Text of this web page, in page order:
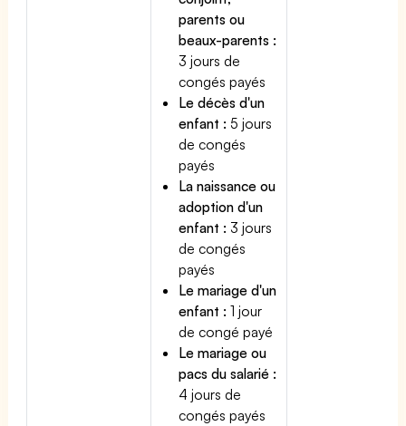
parents ou
beaux-parents :
3 jours de
congés payés
Le décès d'un
enfant : 5 jours
de congés
payés
La naissance ou
adoption d'un
enfant : 3 jours
de congés
payés
Le mariage d'un
enfant : 1 jour
de congé payé
Le mariage ou
pacs du salarié :
4 jours de
congés payés